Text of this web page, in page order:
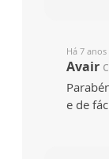
Há 7 anos
Avair
e de